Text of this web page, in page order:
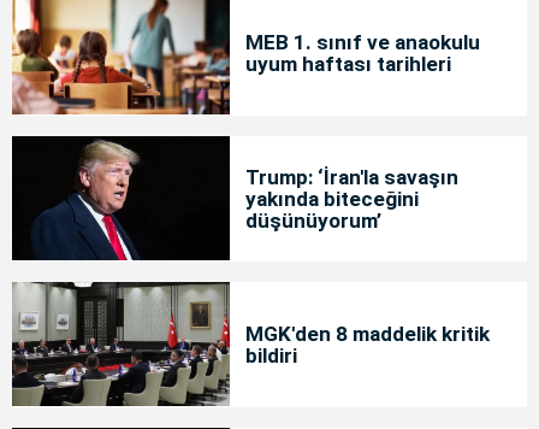
MEB 1. sınıf ve anaokulu
uyum haftası tarihleri
Trump: ‘İran'la savaşın
yakında biteceğini
düşünüyorum’
MGK'den 8 maddelik kritik
bildiri